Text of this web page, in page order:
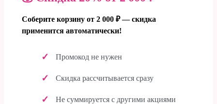
Соберите корзину от 2 000 ₽ — скидка
применится автоматически!
Промокод не нужен
Скидка рассчитывается сразу
Не суммируется с другими акциями